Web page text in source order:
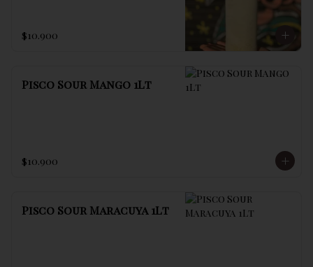
$10.900
Pisco Sour Mango 1Lt
$10.900
Pisco Sour Maracuya 1Lt